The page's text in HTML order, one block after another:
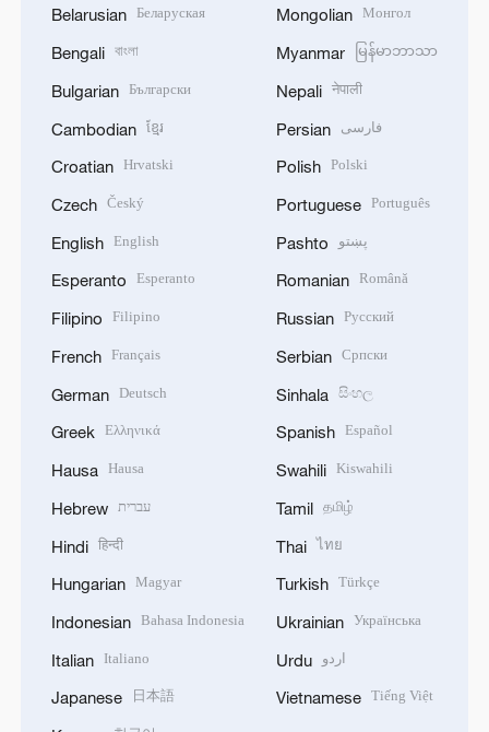
Belarusian Беларуская
Bengali বাংলা
Bulgarian Български
Cambodian ខ្មែរ
Croatian Hrvatski
Czech Český
English English
Esperanto Esperanto
Filipino Filipino
French Français
German Deutsch
Greek Ελληνικά
Hausa Hausa
Hebrew עברית
Hindi हिन्दी
Hungarian Magyar
Indonesian Bahasa Indonesia
Italian Italiano
Japanese 日本語
Mongolian Монгол
Myanmar မြန်မာဘာသာ
Nepali नेपाली
Persian فارسی
Polish Polski
Portuguese Português
Pashto پښتو
Romanian Română
Russian Русский
Serbian Српски
Sinhala සිංහල
Spanish Español
Swahili Kiswahili
Tamil தமிழ்
Thai ไทย
Turkish Türkçe
Ukrainian Українська
Urdu اردو
Vietnamese Tiếng Việt